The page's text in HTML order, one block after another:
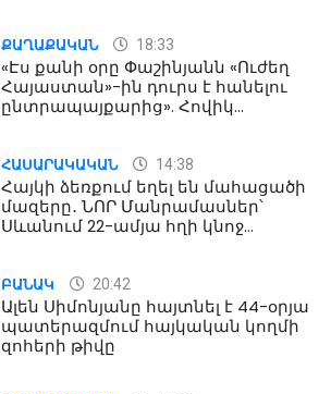
ՔԱՂԱՔԱԿԱՆ 18:33
«Էս քանի օրը Փաշինյանն «Ուժեղ
Հայաստան»-ին դուրս է հանելու
ընտրապայքարից». Հովիկ
ՀԱՍԱՐԱԿԱԿԱՆ 14:38
Հայկի ձեռքում եղել են մահացածի
մազերը․ ՆՈՐ Մանրամասներ՝
Սևանում 22-ամյա հղի կնոջ
ԲԱՆԱԿ 20:42
Ալեն Սիմոնյանը հայտնել է 44-օրյա
պատերազմում հայկական կողմի
զոհերի թիվը